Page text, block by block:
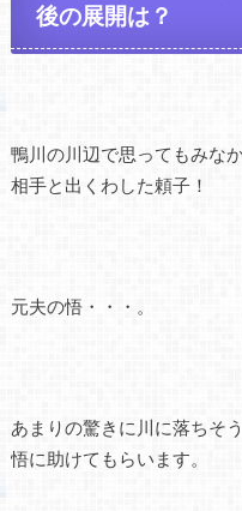
後の展開は？
鴨川の川辺で思ってもみな
相手と出くわした頼子！
元夫の悟・・・。
あまりの驚きに川に落ちそ
悟に助けてもらいます。